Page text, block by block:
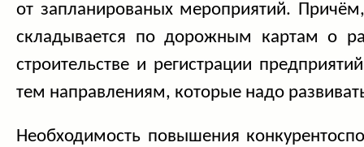
от запланированых мероприятий.
складывается по дорожным картам о
строительстве и регистрации
тем направлениям, которые надо
Необходимость повышения